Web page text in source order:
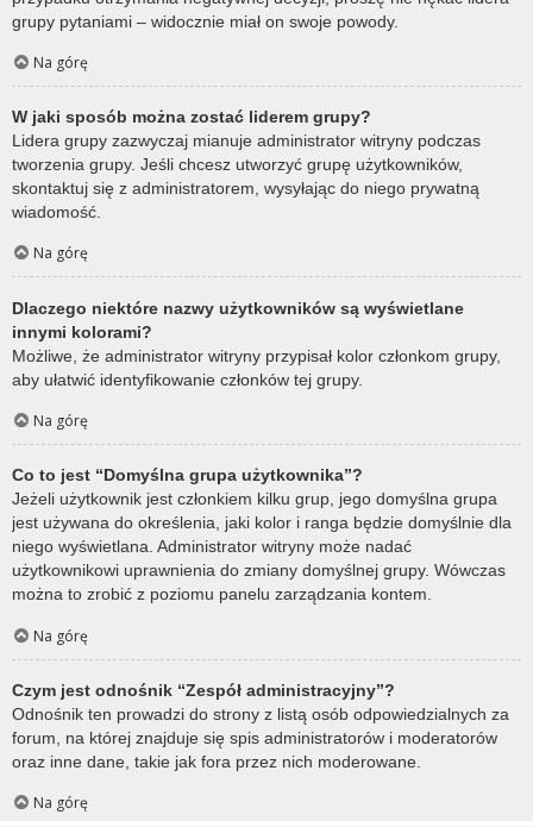
grupy pytaniami – widocznie miał on swoje powody.
Na górę
W jaki sposób można zostać liderem grupy?
Lidera grupy zazwyczaj mianuje administrator witryny podczas
tworzenia grupy. Jeśli chcesz utworzyć grupę użytkowników,
skontaktuj się z administratorem, wysyłając do niego prywatną
wiadomość.
Na górę
Dlaczego niektóre nazwy użytkowników są wyświetlane
innymi kolorami?
Możliwe, że administrator witryny przypisał kolor członkom grupy,
aby ułatwić identyfikowanie członków tej grupy.
Na górę
Co to jest “Domyślna grupa użytkownika”?
Jeżeli użytkownik jest członkiem kilku grup, jego domyślna grupa
jest używana do określenia, jaki kolor i ranga będzie domyślnie dla
niego wyświetlana. Administrator witryny może nadać
użytkownikowi uprawnienia do zmiany domyślnej grupy. Wówczas
można to zrobić z poziomu panelu zarządzania kontem.
Na górę
Czym jest odnośnik “Zespół administracyjny”?
Odnośnik ten prowadzi do strony z listą osób odpowiedzialnych za
forum, na której znajduje się spis administratorów i moderatorów
oraz inne dane, takie jak fora przez nich moderowane.
Na górę